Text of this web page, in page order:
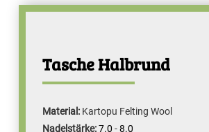
Tasche Halbrund
Material: Kartopu Felting Wool
Nadelstärke:7.0 -8.0